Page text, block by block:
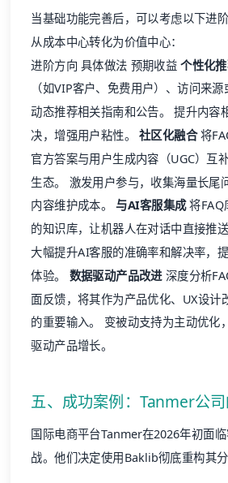
当基础功能完善后，可以考虑以下进
从成本中心转化为价值中心：
进阶方向 具体做法 预期收益个性化
（如VIP客户、免费用户）、访问来
动态推荐相关指南和公告。 提升内容
决，增强用户粘性。社区化融合将
官方答案与用户生成内容（UGC）互
生态。 激发用户参与，收集海量长尾
内容维护成本。与AI客服集成将FAQ
的知识库，让机器人在对话中直接推
大幅提升AI客服的准确率和解决率，
体验。 数据驱动产品改进深度分析
面反馈，将其作为产品优化、UX设计
的重要输入。 变被动支持为主动优化
驱动产品增长。
五、成功案例：Tanmer公
国际电商平台Tanmer在2026年初面
战。他们决定使用Baklib彻底重构其分